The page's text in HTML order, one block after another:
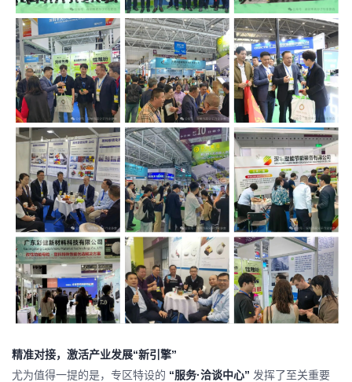
精准对接，激活产业发展“新引擎”
尤为值得一提的是，专区特设的 “服务·洽谈中心” 发挥了至关重要